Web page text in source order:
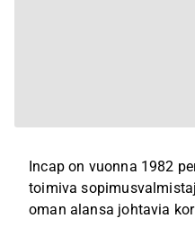
Incap on vuonna 1982
toimiva
oman alansa johtavia